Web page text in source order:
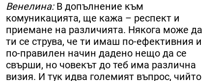
Венелина: В допълнение към
комуникацията, ще кажа – респект и
приемане на различията. Някога може да
ти се струва, че ти имаш по-ефективния и
по-правилен начин дадено нещо да се
свърши, но човекът до теб има различна
визия. И тук идва големият въпрос, чийто